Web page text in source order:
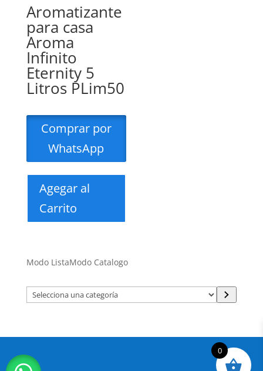
Aromatizante
para casa
Aroma
Infinito
Eternity 5
Litros PLim50
Comprar por
WhatsApp
Agegar al
Carrito
Modo ListaModo Catalogo
Selecciona
una
0